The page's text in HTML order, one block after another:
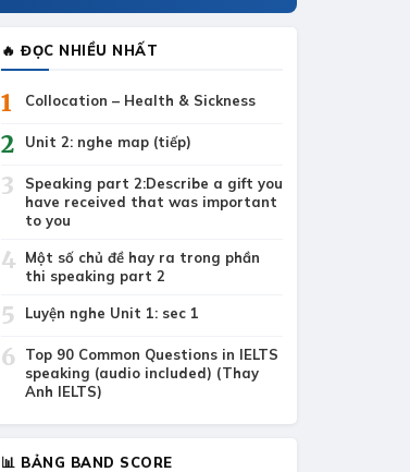
🔥 ĐỌC NHIỀU NHẤT
1 Collocation – Health & Sickness
2 Unit 2: nghe map (tiếp)
3
Speaking part 2:Describe a gift you
have received that was important
to you
4
Một số chủ đề hay ra trong phần
thi speaking part 2
5 Luyện nghe Unit 1: sec 1
6
Top 90 Common Questions in IELTS
speaking (audio included) (Thay
Anh IELTS)
📊 BẢNG BAND SCORE